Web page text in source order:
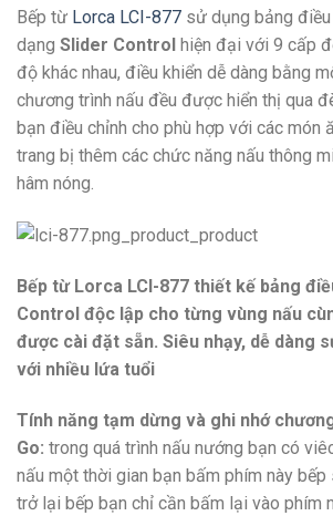
Bếp từ Lorca LCI-877 sử dụng bảng
dạng Slider Control hiện đại với 9 cấp
độ khác nhau, điều khiển dễ dàng bằng
chương trình nấu đều được hiển thị qua
bạn điều chỉnh cho phù hợp với các món
trang bị thêm các chức năng nấu thông
hâm nóng.
Bếp từ Lorca LCI-877 thiết kế bảng
Control độc lập cho từng vùng nấu
được cài đặt sẵn. Siêu nhạy, dễ dàng
với nhiều lứa tuổi
Tính năng tạm dừng và ghi nhớ
Go: trong quá trình nấu nướng bạn có
nấu một thời gian bạn bấm phím này bếp
trở lại bếp bạn chỉ cần bấm lại vào phím